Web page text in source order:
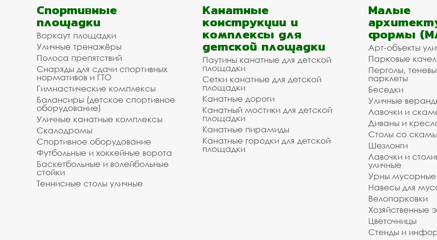
Спортивные
площадки
Воркаут площадки
Уличные тренажёры
Полоса препятствий
Снаряды для сдачи спортивных
нормативов и ГТО
Гимнастические комплексы
Балансиры (детское спортивное
оборудование)
Уличные канатные комплексы
Скалодромы
Спортивное оборудование
Футбольные и хоккейные ворота
Баскетбольные и волейбольные
стойки
Теннисные столы уличные
Канатные
конструкции и
комплексы для
детской площадки
Паутины канатные для детской
площадки
Сетки канатные для детской
площадки
Канатные дороги
Канатный мостики для детской
площадки
Канатные пирамиды
Канатные городки для детской
площадки
Малые
формы
Арт-объекты
Парковые
Перголы,
парклеты
Беседки
Уличные
Лавочки и
Диваны и
Столы со
Шезлонги
Лавочки и
уличные
Урны мусорные
Навесы для
Велопарковки
Хозяйственные
Цветочницы
Стенды и